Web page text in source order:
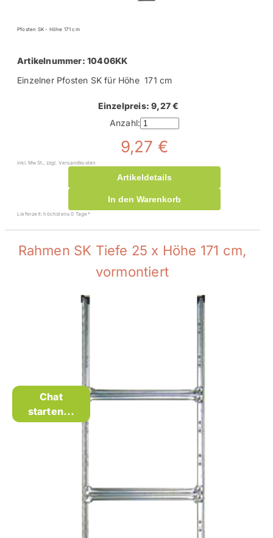
Pfosten SK - Höhe 171 cm
Artikelnummer: 10406KK
Einzelner Pfosten SK für Höhe 171 cm
Einzelpreis: 9,27 €
Anzahl:
9,27 €
inkl. MwSt., zzgl. Versandkosten
Artikeldetails
In den Warenkorb
Lieferzeit: höchstens 0 Tage*
Rahmen SK Tiefe 25 x Höhe 171 cm,
vormontiert
Chat
starten...